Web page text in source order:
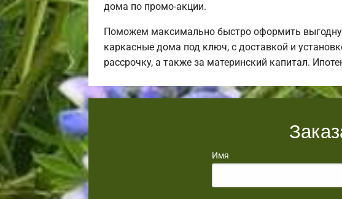
дома по промо-акции.
Поможем максимально быстро оформить
каркасные дома под ключ, с доставкой и
рассрочку, а также за материнский капитал.
Имя